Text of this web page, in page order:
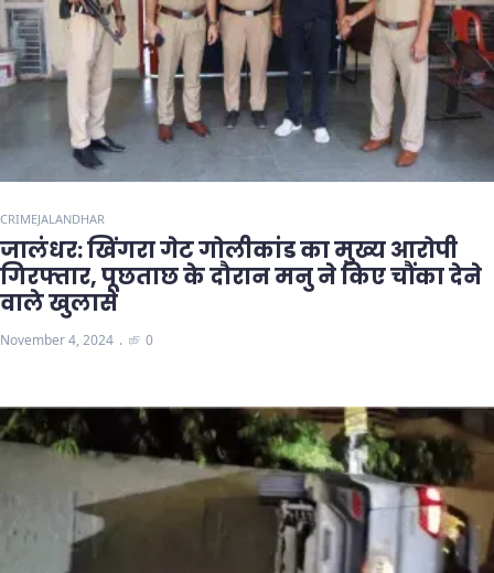
CRIMEJALANDHAR
जालंधर: खिंगरा गेट गोलीकांड का मुख्य आरोपी
गिरफ्तार, पूछताछ के दौरान मनु ने किए चौंका देने
वाले खुलासे
November 4, 2024 0